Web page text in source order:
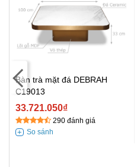
Bàn trà mặt đá DEBRAH
C19013
33.721.050₫
290 đánh giá